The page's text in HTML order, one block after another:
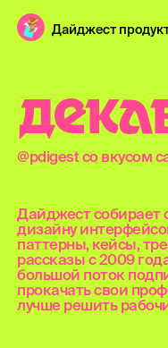
Дайджест
ДЕКА
@pdigest со вкусом
Дайджест собирает
дизайну
паттерны, кейсы,
рассказы с 2009
большой поток
прокачать свои
лучше решить